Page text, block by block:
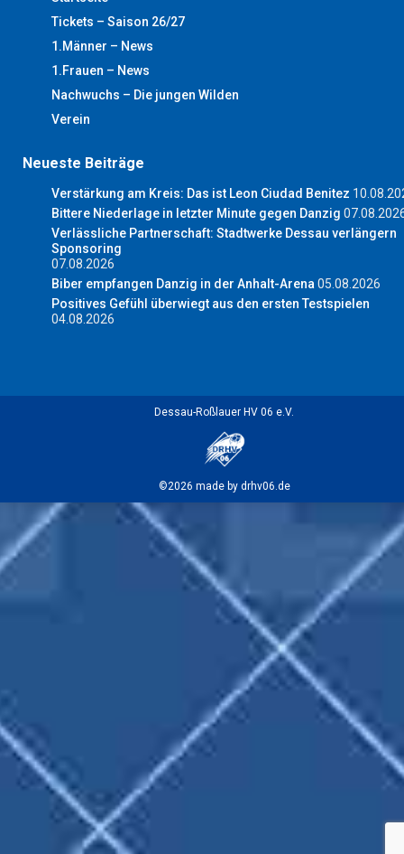
Tickets – Saison 26/27
1.Männer – News
1.Frauen – News
Nachwuchs – Die jungen Wilden
Verein
Neueste Beiträge
Verstärkung am Kreis: Das ist Leon Ciudad Benitez
Bittere Niederlage in letzter Minute gegen Danzig
Verlässliche Partnerschaft: Stadtwerke Dessau verlängern
Sponsoring
07.08.2026
Biber empfangen Danzig in der Anhalt-Arena 05.08.2026
Positives Gefühl überwiegt aus den ersten Testspielen
04.08.2026
Dessau-Roßlauer HV 06 e.V.
©2026 made by drhv06.de